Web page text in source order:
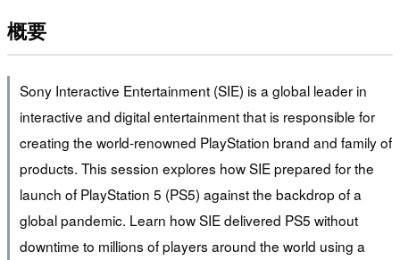
概要
Sony Interactive Entertainment (SIE) is a global leader in
interactive and digital entertainment that is responsible for
creating the world-renowned PlayStation brand and family of
products. This session explores how SIE prepared for the
launch of PlayStation 5 (PS5) against the backdrop of a
global pandemic. Learn how SIE delivered PS5 without
downtime to millions of players around the world using a